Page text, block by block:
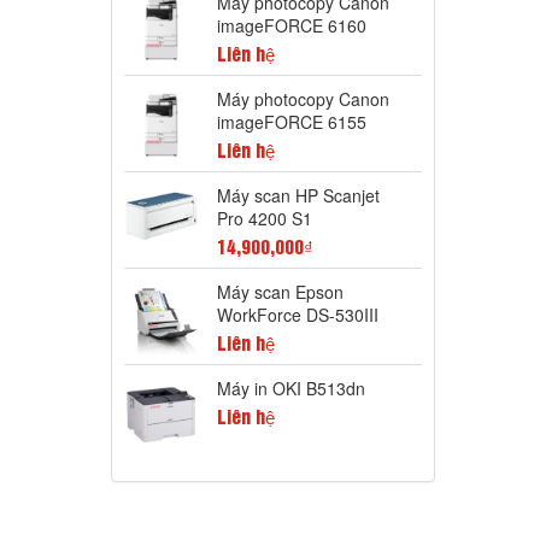
imageFORCE 6160
Liên hệ
Máy photocopy Canon
imageFORCE 6155
Liên hệ
Máy scan HP Scanjet
Pro 4200 S1
14,900,000₫
Máy scan Epson
WorkForce DS-530III
Liên hệ
Máy in OKI B513dn
Liên hệ